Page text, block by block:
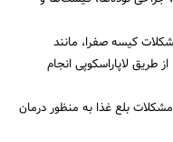
کیسه صفرا، مانند
لاپاراسکوپی انجام
بلع غذا به منظور درمان